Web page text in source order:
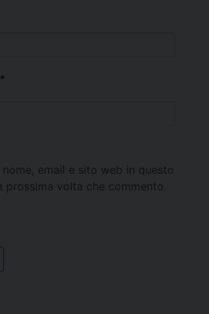
*
email e sito web in questo
prossima volta che commento.